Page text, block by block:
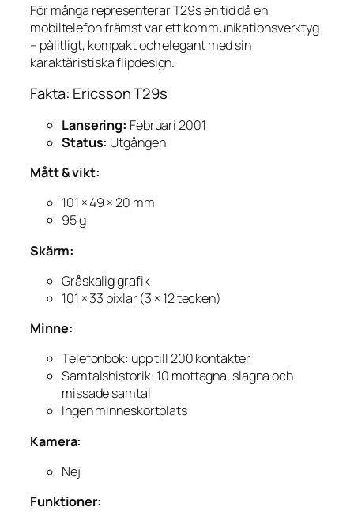
För många representerar T29s en tid då en
mobiltelefon främst var ett kommunikationsverktyg
– pålitligt, kompakt och elegant med sin
karaktäristiska flipdesign.
Fakta: Ericsson T29s
Lansering: Februari 2001
Status: Utgången
Mått & vikt:
101 × 49 × 20 mm
95 g
Skärm:
Gråskalig grafik
101 × 33 pixlar (3 × 12 tecken)
Minne:
Telefonbok: upp till 200 kontakter
Samtalshistorik: 10 mottagna, slagna och
missade samtal
Ingen minneskortplats
Kamera:
Nej
Funktioner: